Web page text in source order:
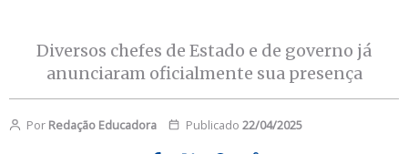
Diversos chefes de Estado e de governo já
anunciaram oficialmente sua presença
Por Redação Educadora Publicado 22/04/2025